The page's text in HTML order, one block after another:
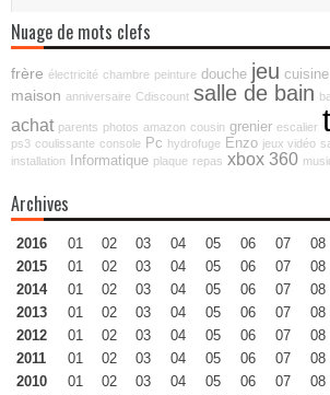
Nuage de mots clefs
frère électricité chambre peinture douche jeu cuisine
maison anniversaire Cdiscount salle de bain
achat parents photos amazon cousin grenier escalier
ps3 coulissante console Pc hydrofuge Enzo jeux vidéo
installation
Informatique plaque repas xbox 360
Archives
2016 01 02 03 04 05 06 07 08
2015
01 02 03 04 05 06 07 08
2014
01 02 03 04 05 06 07 08
2013
01 02 03 04 05 06 07 08
2012
01 02 03 04 05 06 07 08
2011
01 02 03 04 05 06 07 08
2010
01 02 03 04 05 06 07 08